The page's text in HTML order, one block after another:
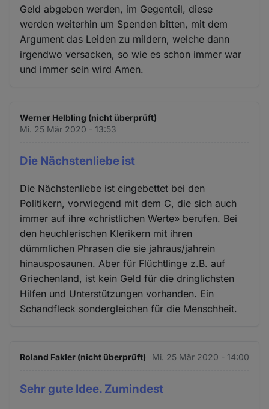
Geld abgeben werden, im Gegenteil, diese
werden weiterhin um Spenden bitten, mit dem
Argument das Leiden zu mildern, welche dann
irgendwo versacken, so wie es schon immer war
und immer sein wird Amen.
Werner Helbling (nicht überprüft)
Mi. 25 Mär 2020 - 13:53
Die Nächstenliebe ist
Die Nächstenliebe ist eingebettet bei den
Politikern, vorwiegend mit dem C, die sich auch
immer auf ihre «christlichen Werte» berufen. Bei
den heuchlerischen Klerikern mit ihren
dümmlichen Phrasen die sie jahraus/jahrein
hinausposaunen. Aber für Flüchtlinge z.B. auf
Griechenland, ist kein Geld für die dringlichsten
Hilfen und Unterstützungen vorhanden. Ein
Schandfleck sondergleichen für die Menschheit.
Roland Fakler (nicht überprüft) Mi. 25 Mär 2020 - 14:00
Sehr gute Idee. Zumindest